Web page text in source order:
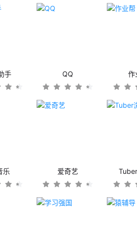
手 QQ 作
乐 爱奇艺